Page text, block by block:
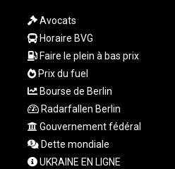
STN 24.499696
SVC 10.085875
SZL 18.722767
THB 38.210709
TMT 4.058036
TND 3.386358
TRY 55.144784
TTD 7.812903
TWD 37.286072
Avocats
Horaire BVG
Faire le plein à bas prix
Prix du fuel
Bourse de Berlin
Radarfallen Berlin
Gouvernement fédéral
Dette mondiale
UKRAINE EN LIGNE